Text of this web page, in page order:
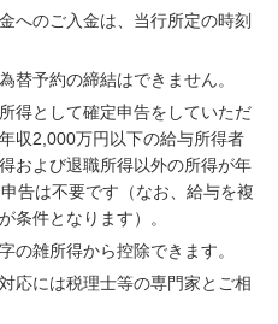
へのご入金は、当行所定の時刻
替予約の締結はできません。
得として確定申告をしていただ
収2,000万円以下の給与所得者
および退職所得以外の所得が年
告は不要です（なお、給与を複
条件となります）。
の雑所得から控除できます。
応には税理士等の専門家とご相